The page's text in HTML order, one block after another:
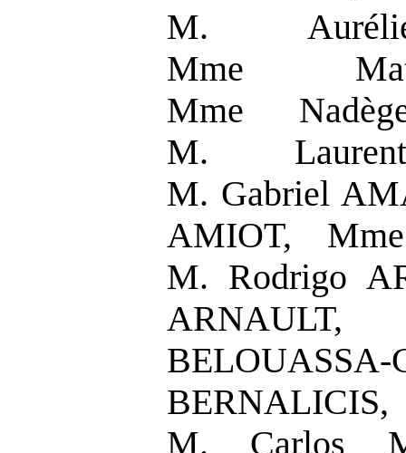
M.
Mme
Mme
M.
M. Gabriel
AMIOT,
M. Rodrigo
BERNALICIS,
M. Carlos